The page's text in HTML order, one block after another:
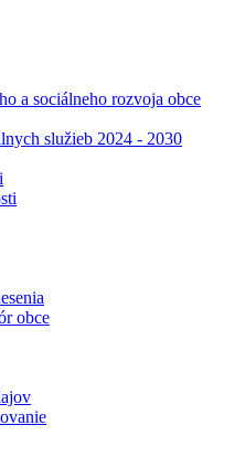
a sociálneho rozvoja obce
služieb 2024 - 2030
obce